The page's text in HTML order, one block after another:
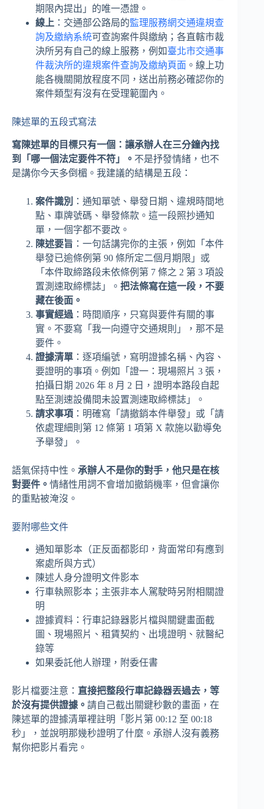
期限內提出」的唯一憑證。
線上 ：交通部公路局的監理服務網交通違規查
詢及繳納系統可查詢案件與繳納；各直轄市裁
決所另有自己的線上服務，例如臺北市交通事
件裁決所的違規案件查詢及繳納頁面 。線上功
能各機關開放程度不同，送出前務必確認你的
案件類型有沒有在受理範圍內。
陳述單的五段式寫法
寫陳述單的目標只有一個：讓承辦人在三分鐘內找
到「哪一個法定要件不符」。 不是抒發情緒，也不
是講你今天多倒楣。我建議的結構是五段：
案件識別
：通知單號、舉發日期、違規時間地
點、車牌號碼、舉發條款。這一段照抄通知
單，一個字都不要改。
陳述要旨 ：一句話講完你的主張，例如「本件
舉發已逾條例第 90 條所定二個月期限」或
「本件取締路段未依條例第 7 條之 2 第 3 項設
置測速取締標誌」。 把法條寫在這一段，不要
藏在後面。
事實經過 ：時間順序，只寫與要件有關的事
實。不要寫「我一向遵守交通規則」，那不是
要件。
證據清單 ：逐項編號，寫明證據名稱、內容、
要證明的事項。例如「證一：現場照片 3 張，
拍攝日期 2026 年 8 月 2 日，證明本路段自起
點至測速設備間未設置測速取締標誌」。
請求事項 ：明確寫「請撤銷本件舉發」或「請
依處理細則第 12 條第 1 項第 X 款施以勸導免
予舉發」。
語氣保持中性。 承辦人不是你的對手，他只是在核
對要件。 情緒性用詞不會增加撤銷機率，但會讓你
的重點被淹沒。
要附哪些文件
通知單影本（正反面都影印，背面常印有應到
案處所與方式）
陳述人身分證明文件影本
行車執照影本；主張非本人駕駛時另附相關證
明
證據資料：行車記錄器影片檔與關鍵畫面截
圖、現場照片、租賃契約、出境證明、就醫紀
錄等
如果委託他人辦理，附委任書
影片檔要注意： 直接把整段行車記錄器丟過去，等
於沒有提供證據。 請自己截出關鍵秒數的畫面，在
陳述單的證據清單裡註明「影片第 00:12 至 00:18
秒」，並說明那幾秒證明了什麼。承辦人沒有義務
幫你把影片看完。